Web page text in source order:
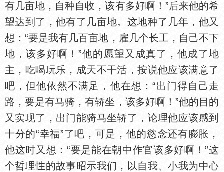
有几亩地，自种自收，该有多好啊！”后来他的希
望达到了，他有了几亩地。这地种了几年，他又
想：“要是我有几百亩地，雇几个长工，自己不下
地，该多好啊！”他的愿望又成真了，他成了地
主，吃喝玩乐，成天不干活，按说他应该满意了
吧，但他依然不满足，他在想：“出门得自己走
路，要是有马骑，有轿坐，该多好啊！”他的目的
又实现了，出门能骑马坐轿了，论理他应该感到
十分的“幸福”了吧，可是，他的慾念还有膨胀，
他这时又想：“要是能在朝中作官该多好啊！”这
个哲理
的故事昭示我们，以自我、小我为中心